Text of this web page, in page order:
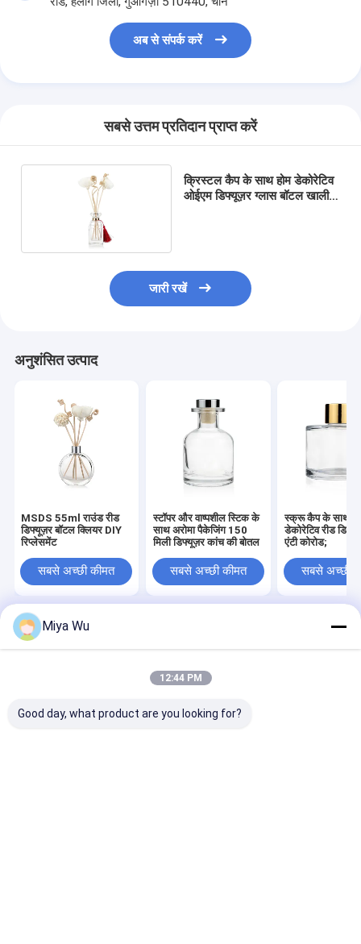
अब से संपर्क करें
सबसे उत्तम प्रतिदान प्राप्त करें
क्रिस्टल कैप के साथ होम डेकोरेटिव
ओईएम डिफ्यूज़र ग्लास बॉटल खाली
जारी रखें
अनुशंसित उत्पाद
MSDS 55ml राउंड रीड
डिफ्यूज़र बॉटल क्लियर DIY
रिप्लेसमेंट
सबसे अच्छी कीमत
स्टॉपर और वाष्पशील स्टिक के
साथ अरोमा पैकेजिंग 150
मिली डिफ्यूज़र कांच की बोतल
सबसे अच्छी कीमत
स्क्रू कैप के साथ
डेकोरेटिव रीड
एंटी कोरोड;
सबसे अच्छी
होम
साइटमैप
गोपनीयता नीति
प्लास्टिक पैकेजिंग की बोतलेंचीन का कारखाना.Copyright © 2026
Guangzhou Yuhua Packaging Co., Ltd.. All Rights Reserved.
Miya Wu
12:44 PM
Good day, what product are you looking for?